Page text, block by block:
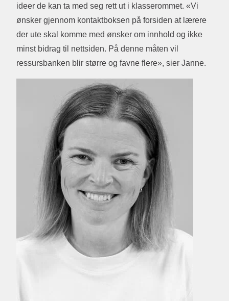
ideer de kan ta med seg rett ut i klasserommet. «Vi
ønsker gjennom kontaktboksen på forsiden at lærere
der ute skal komme med ønsker om innhold og ikke
minst bidrag til nettsiden. På denne måten vil
ressursbanken blir større og favne flere», sier Janne.